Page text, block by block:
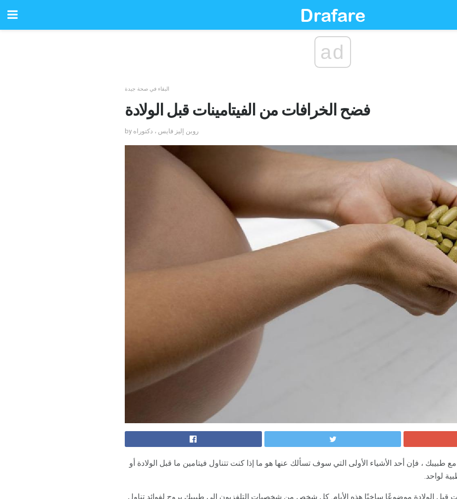
ad
البقاء في صحة جيدة
فضح الخرافات من الفيتامينات قبل الولادة
by روبن إليز فايس ، دكتوراه
طبيبك ، فإن أحد الأشياء الأولى التي سوف تسألك عنها هو ما إذا كنت تتناول فيتامين ما قبل الولادة أو
لواحد.
قبل الولادة موضوعًا ساخنًا هذه الأيام. كل شخص من شخصيات التلفزيون إلى طبيبك يروج لفوائد تناول